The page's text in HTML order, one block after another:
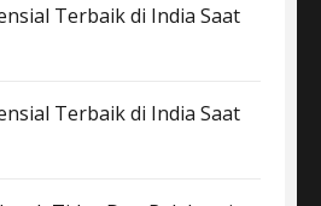
Terbaik di India Saat
Terbaik di India Saat